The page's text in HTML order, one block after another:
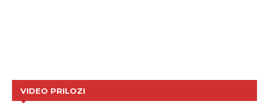
VIDEO PRILOZI